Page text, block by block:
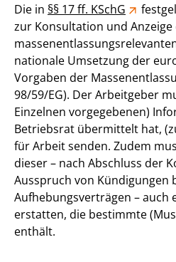
Die in §§ 17 ff. KSchG
zur Konsultation und Anzeige
nationale Umsetzung der
Vorgaben der
98/59/EG). Der Arbeitgeber
Einzelnen vorgegebenen)
Betriebsrat übermittelt hat,
für Arbeit senden. Zudem
dieser – nach Abschluss der
Ausspruch von Kündigungen
Aufhebungsverträgen – auch
erstatten, die bestimmte
enthält.